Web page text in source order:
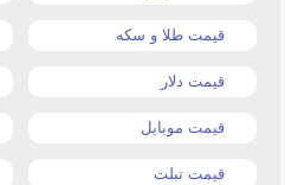
قیمت طلا و سکه
قیمت دلار
قیمت موبایل
قیمت تبلت